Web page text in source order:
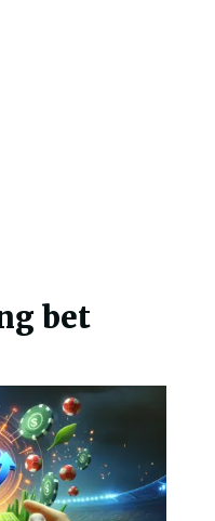
bet